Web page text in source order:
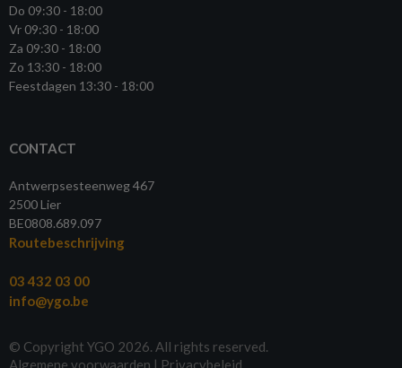
Do 09:30 - 18:00
Vr 09:30 - 18:00
Za 09:30 - 18:00
Zo 13:30 - 18:00
Feestdagen 13:30 - 18:00
CONTACT
Antwerpsesteenweg 467
2500 Lier
BE0808.689.097
Routebeschrijving
03 432 03 00
info@ygo.be
© Copyright YGO 2026. All rights reserved.
Algemene voorwaarden | Privacybeleid